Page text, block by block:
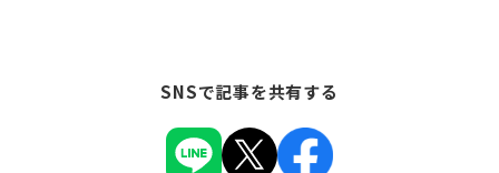
SNSで記事を共有する